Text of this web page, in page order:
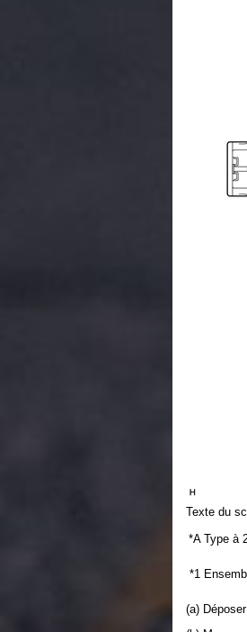
Texte du
*A Type à
*1
(a)